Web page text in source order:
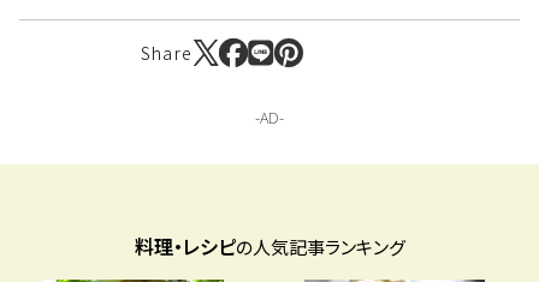
Share
料理・レシピの人気記事ランキング